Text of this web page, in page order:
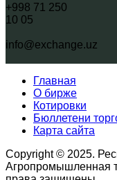
+998 71 250
10 05
info@exchange.uz
Главная
О бирже
Котировки
Бюллетени
Карта сайта
Copyright © 2025.
Агропромышленная